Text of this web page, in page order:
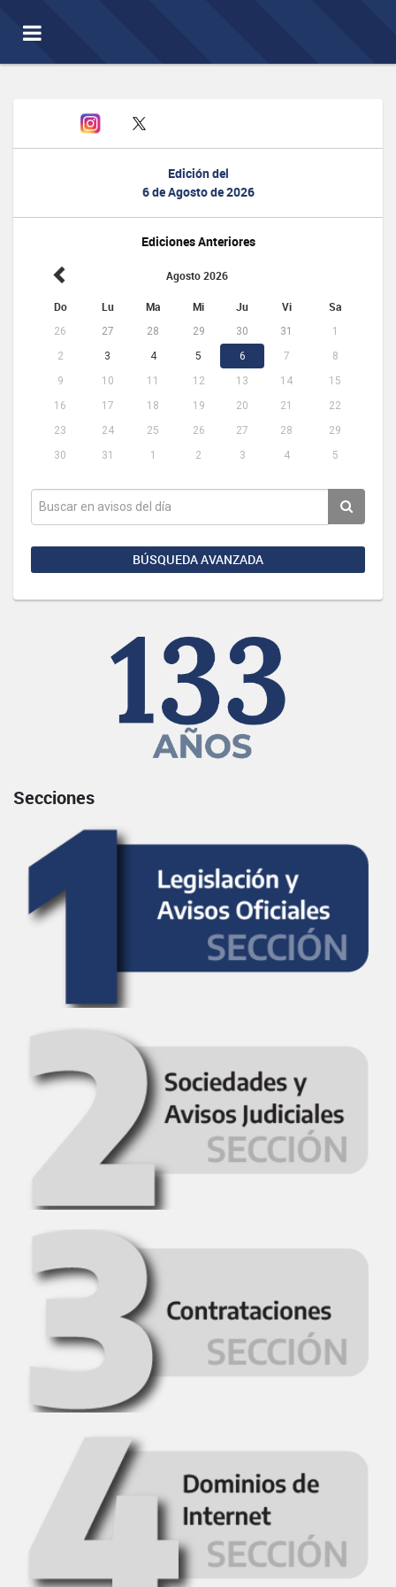
Toggle
navigation
Edición del
6 de Agosto de 2026
Ediciones Anteriores
Agosto 2026
Do Lu Ma Mi Ju Vi Sa
26 27 28 29 30 31
1
2
3 4 5 6 7
8
9
10 11 12 13 14
15
16
17 18 19 20 21
22
23
24 25 26 27 28
29
30
31 1 2 3 4 5
BÚSQUEDA AVANZADA
Secciones